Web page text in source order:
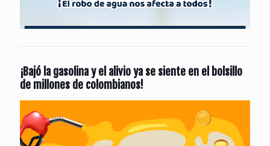
¡Bajó la gasolina y el alivio ya se siente en el bolsillo
de millones de colombianos!
de
vídeo